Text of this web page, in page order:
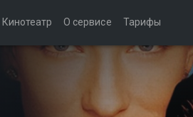
Кинотеатр О сервисе Тарифы